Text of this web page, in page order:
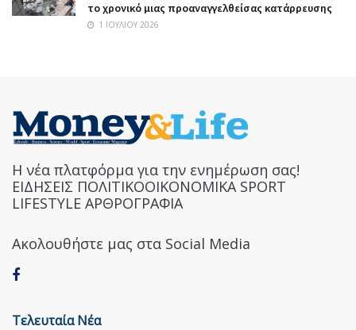
το χρονικό μιας προαναγγελθείσας κατάρρευσης
1 ΙΟΥΛΊΟΥ 2026
Η νέα πλατφόρμα για την ενημέρωση σας!
ΕΙΔΗΣΕΙΣ ΠΟΛΙΤΙΚΟΟΙΚΟΝΟΜΙΚΑ SPORT
LIFESTYLE ΑΡΘΡΟΓΡΑΦΙΑ
Ακολουθήστε μας στα Social Media
Τελευταία Νέα